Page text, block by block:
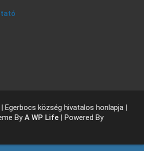
Egerbocs község hivatalos honlapja |
ByA WP Life | Powered By